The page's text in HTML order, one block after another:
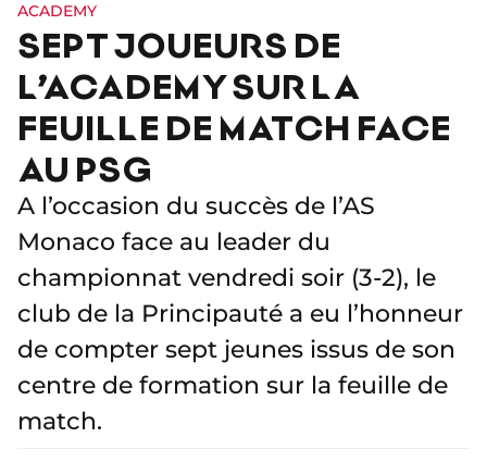
ACADEMY
SEPT JOUEURS DE
L’ACADEMY SUR LA
FEUILLE DE MATCH FACE
AU PSG
A l’occasion du succès de l’AS
Monaco face au leader du
championnat vendredi soir (3-2), le
club de la Principauté a eu l’honneur
de compter sept jeunes issus de son
centre de formation sur la feuille de
match.